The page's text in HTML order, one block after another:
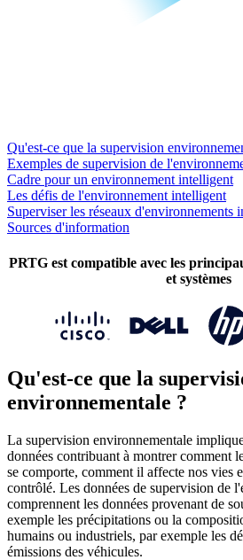
Qu'est-ce que la supervision
Exemples de supervision de
Cadre pour un environnement intelligent
Les défis de l'environnement intelligent
Superviser les réseaux d'environnements
Sources d'information
PRTG est compatible avec les
et systèmes
Qu'est-ce que la
environnementale ?
La supervision environnementale
données contribuant à montrer comment
se comporte, comment il affecte nos vies
contrôlé. Les données de supervision de
comprennent les données provenant de
exemple les précipitations ou la
humains ou industriels, par exemple les
émissions des véhicules.